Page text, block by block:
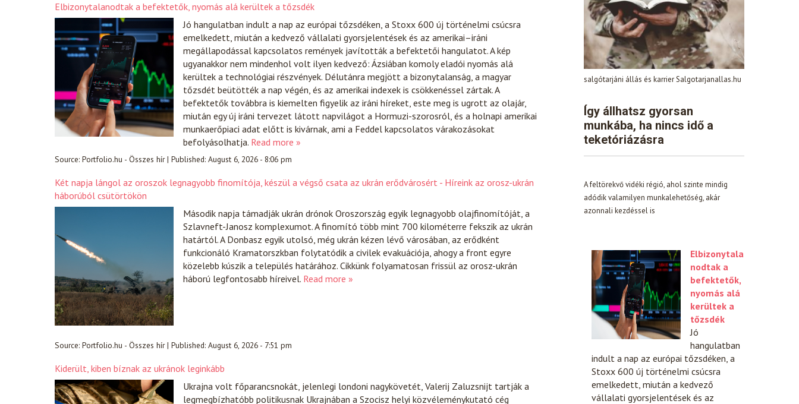
Elbizonytalanodtak a befektetők, nyomás alá kerültek a tőzsdék
Jó hangulatban indult a nap az európai tőzsdéken, a Stoxx 600 új történelmi csúcsra
emelkedett, miután a kedvező vállalati gyorsjelentések és az amerikai–iráni
megállapodással kapcsolatos remények javították a befektetői hangulatot. A kép
ugyanakkor nem mindenhol volt ilyen kedvező: Ázsiában komoly eladói nyomás alá
kerültek a technológiai részvények. Délutánra megjött a bizonytalanság, a magyar
tőzsdét beütötték a nap végén, és az amerikai indexek is csökkenéssel zártak. A
befektetők továbbra is kiemelten figyelik az iráni híreket, este meg is ugrott az olajár,
miután egy új iráni tervezet látott napvilágot a Hormuzi-szorosról, és a holnapi amerikai
munkaerőpiaci adat előtt is kivárnak, ami a Feddel kapcsolatos várakozásokat
befolyásolhatja. Read more »
Source: Portfolio.hu - Összes hír| Published: August 6, 2026 - 8:06 pm
Két napja lángol az oroszok legnagyobb finomítója, készül a végső csata az ukrán erődvárosért - Híreink az orosz-ukrán
háborúból csütörtökön
Második napja támadják ukrán drónok Oroszország egyik legnagyobb olajfinomítóját, a
Szlavneft-Janosz komplexumot. A finomító több mint 700 kilométerre fekszik az ukrán
határtól. A Donbasz egyik utolsó, még ukrán kézen lévő városában, az erődként
funkcionáló Kramatorszkban folytatódik a civilek evakuációja, ahogy a front egyre
közelebb kúszik a település határához. Cikkünk folyamatosan frissül az orosz-ukrán
háború legfontosabb híreivel. Read more »
Source: Portfolio.hu - Összes hír| Published: August 6, 2026 - 7:51 pm
Kiderült, kiben bíznak az ukránok leginkább
Ukrajna volt főparancsnokát, jelenlegi londoni nagykövetét, Valerij Zaluzsnijt tartják a
legmegbízhatóbb politikusnak Ukrajnában a Szocisz helyi közvéleménykutató cég
salgótarjáni állás és karrier Salgotarjanallas.hu
Így állhatsz gyorsan
munkába, ha nincs idő a
teketóriázásra
A feltörekvő vidéki régió, ahol szinte mindig
adódik valamilyen munkalehetőség, akár
azonnali kezdéssel is
Elbizonytala
nodtak a
befektetők,
nyomás alá
kerültek a
tőzsdék
Jó
hangulatban
indult a nap az európai tőzsdéken, a
Stoxx 600 új történelmi csúcsra
emelkedett, miután a kedvező
vállalati gyorsjelentések és az